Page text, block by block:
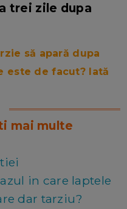
trei zile dupa
să apară dupa
este de facut? Iată
mai multe
in care laptele
dar tarziu?